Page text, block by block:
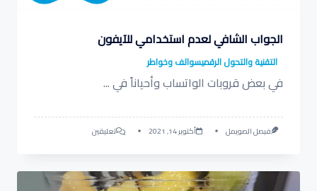
الجواب الشافي لعدم استخدامي للآيفون
التقنية والتحول الرقميسوالف وخواطر
في بعض قروبات الواتساب وأحياناً في...
فيصل الصويمل أكتوبر 14, 2021 تعليقينعلى
استخدامي
للآيفون